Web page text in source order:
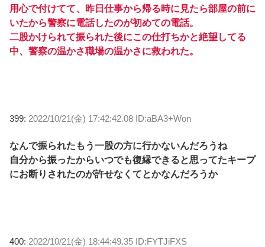
用心で付けてて、昨日仕事から帰る時に見たら部屋の前に
いたから警察に電話したのが初めての電話。
二股かけられて振られた後にこの仕打ちかと絶望してる
中、警察の温かさ職場の温かさに救われた。
399: 2022/10/21(金) 17:42:42.08 ID:aBA3+Won
なんで振られたもう一股の方に行かないんだろうね
自分から振ったからいつでも復縁できると思ってたキープ
にお断りされたのが許せなくてとかなんだろうか
400: 2022/10/21(金) 18:44:49.35 ID:FYTJiFXS